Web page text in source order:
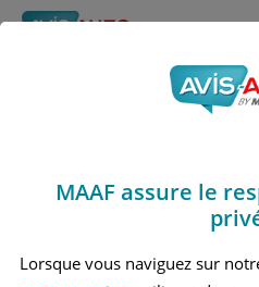
Obtenir un devis
Avis Lexus
LEXUS LBX 1 PETIT SUV
MAAF assure le
Lorsque vous naviguez sur